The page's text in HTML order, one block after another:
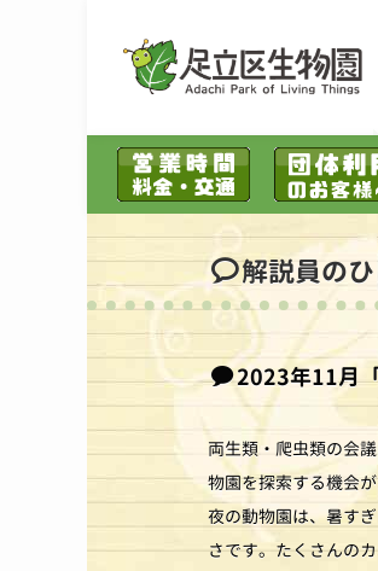
解説員の
2023年11月
両生類・爬虫類の会
物園を探索する機会
夜の動物園は、暑す
さです。たくさんの